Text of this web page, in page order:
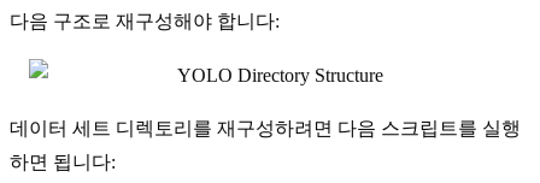
다음 구조로 재구성해야 합니다:
데이터 세트 디렉토리를 재구성하려면 다음 스크립트를 실행
하면 됩니다: